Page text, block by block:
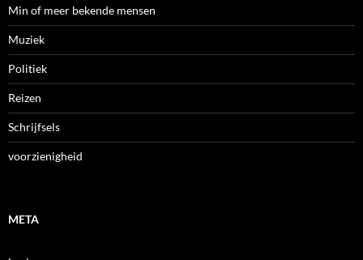
Min of meer bekende mensen
Muziek
Politiek
Reizen
Schrijfsels
voorzienigheid
META